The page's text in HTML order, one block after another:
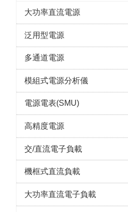
大功率直流電源
泛用型電源
多通道電源
模組式電源分析儀
電源電表(SMU)
高精度電源
交/直流電子負載
機框式直流負載
大功率直流電子負載